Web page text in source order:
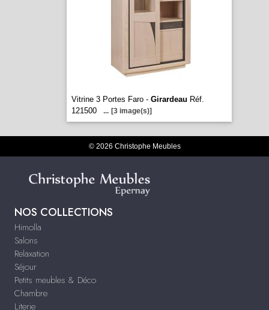
Vitrine 3 Portes Faro - Girardeau Réf.
121500
... [3 image(s)]
© 2026 Christophe Meubles
NOS COLLECTIONS
Himolla
Salons
Relaxation
Séjour
Petits meubles & Déco
Chambre
Literie